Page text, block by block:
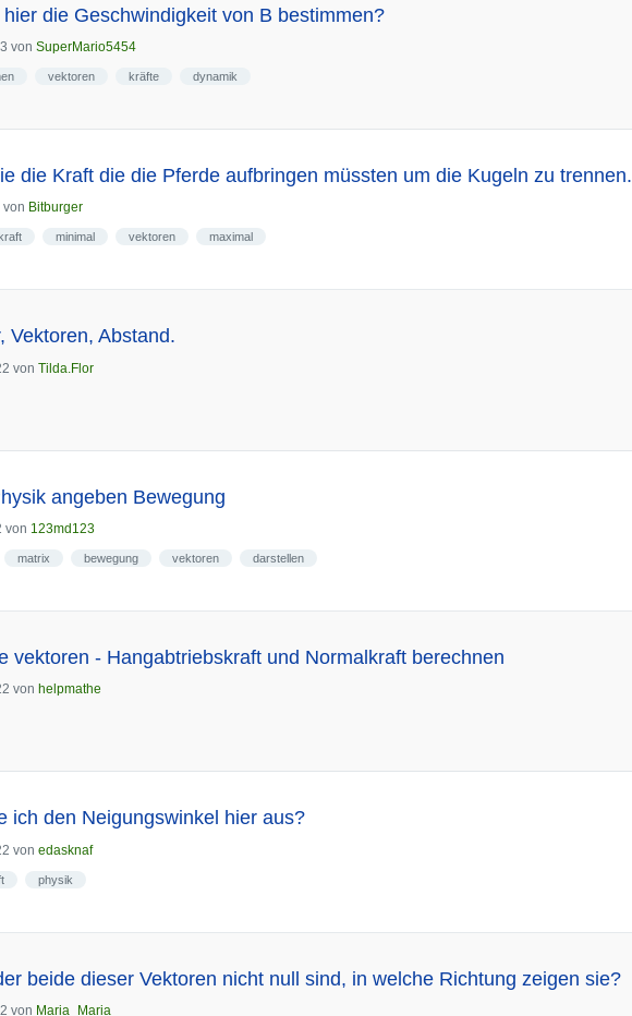
die Geschwindigkeit von B bestimmen?
von SuperMario5454
vektoren kräfte dynamik
die Kraft die die Pferde aufbringen müssten um die Kugeln zu trennen.
von Bitburger
kraft minimal vektoren maximal
Vektoren, Abstand.
von Tilda.Flor
angeben Bewegung
von 123md123
matrix bewegung vektoren darstellen
vektoren - Hangabtriebskraft und Normalkraft berechnen
von helpmathe
ich den Neigungswinkel hier aus?
von edasknaf
physik
beide dieser Vektoren nicht null sind, in welche Richtung zeigen sie?
von Maria_Maria